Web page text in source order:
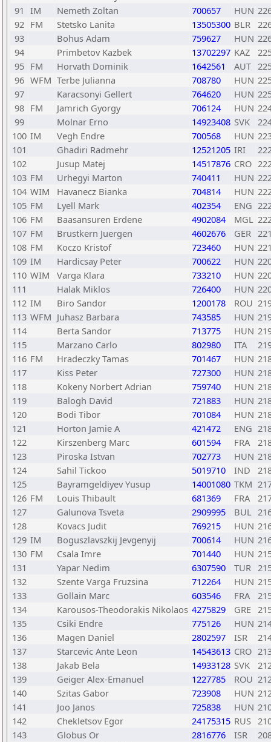
91 IM Nemeth Zoltan 700657 HUN
92 FM Stetsko Lanita 13505300 BLR
93
Bohus Adam 759627 HUN
94
Primbetov Kazbek 13702297 KAZ
95 FM Horvath Dominik 1642561 AUT
96 WFM Terbe Julianna 708780 HUN
97
Karacsonyi Gellert 764620 HUN
98 FM Jamrich Gyorgy 706124 HUN
99
Molnar Erno 14923408 SVK
100 IM Vegh Endre 700568 HUN
101
Ghadiri Radmehr 12521205 IRI
102
Jusup Matej 14517876 CRO
103 FM Urhegyi Marton 740411 HUN
104 WIM Havanecz Bianka 704814 HUN
105 FM Lyell Mark 402354 ENG
106 FM Baasansuren Erdene 4902084 MGL
107 FM Brustkern Juergen 4602676 GER
108 FM Koczo Kristof 723460 HUN
109 IM Hardicsay Peter 700622 HUN
110 WIM Varga Klara 733210 HUN
111
Halak Miklos 726400 HUN
112 IM Biro Sandor 1200178 ROU
113 WFM Juhasz Barbara 743585 HUN
114
Berta Sandor 713775 HUN
115
Marzano Carlo 802980 ITA
116 FM Hradeczky Tamas 701467 HUN
117
Kiss Peter 727300 HUN
118
Kokeny Norbert Adrian 759740 HUN
119
Balogh David 721883 HUN
120
Bodi Tibor 701084 HUN
121
Horton Jamie A 421472 ENG
122
Kirszenberg Marc 601594 FRA
123
Piroska Istvan 702773 HUN
124
Sahil Tickoo 5019710 IND
125
Bayramgeldiyev Yusup 14001080 TKM
126 FM Louis Thibault 681369 FRA
127
Galunova Tsveta 2909995 BUL
128
Kovacs Judit 769215 HUN
129 IM Boguszlavszkij Jevgenyij 700614 HUN
130 FM Csala Imre 701440 HUN
131
Yapar Nedim 6307590 TUR
132
Szente Varga Fruzsina 712264 HUN
133
Gollain Marc 603546 FRA
134
Karousos-Theodorakis Nikolaos 4275829 GRE
135
Csiki Endre 775126 HUN
136
Magen Daniel 2802597 ISR
137
Starcevic Ante Leon 14543613 CRO
138
Jakab Bela 14933128 SVK
139
Geiger Alex-Emanuel 1227785 ROU
140
Szitas Gabor 723908 HUN
141
Joo Janos 725838 HUN
142
Chekletsov Egor 24175315 RUS
143
Globus Or 2816776 ISR